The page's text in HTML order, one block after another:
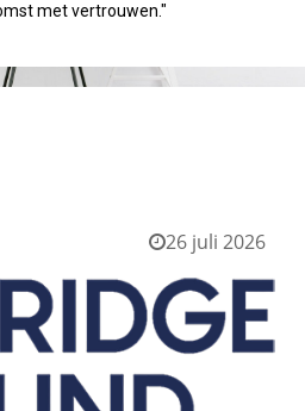
met vertrouwen."
26 juli 2026